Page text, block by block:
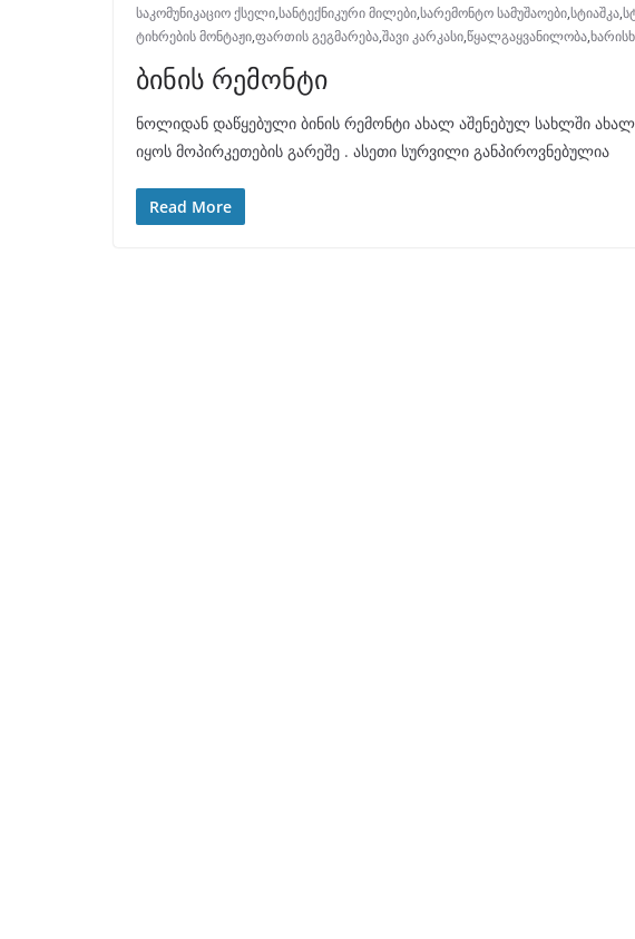
საკომუნიკაციო ქსელი,სანტექნიკური მილები,სარემონტო სამუშაოები,სტიაშკა,
ტიხრების მონტაჟი,ფართის გეგმარება,შავი კარკასი,წყალგაყვანილობა,
ბინის რემონტი
ნოლიდან დაწყებული ბინის რემონტი ახალ აშენებულ სახლში ახალ
იყოს მოპირკეთების გარეშე . ასეთი სურვილი განპიროვნებულია
Read More